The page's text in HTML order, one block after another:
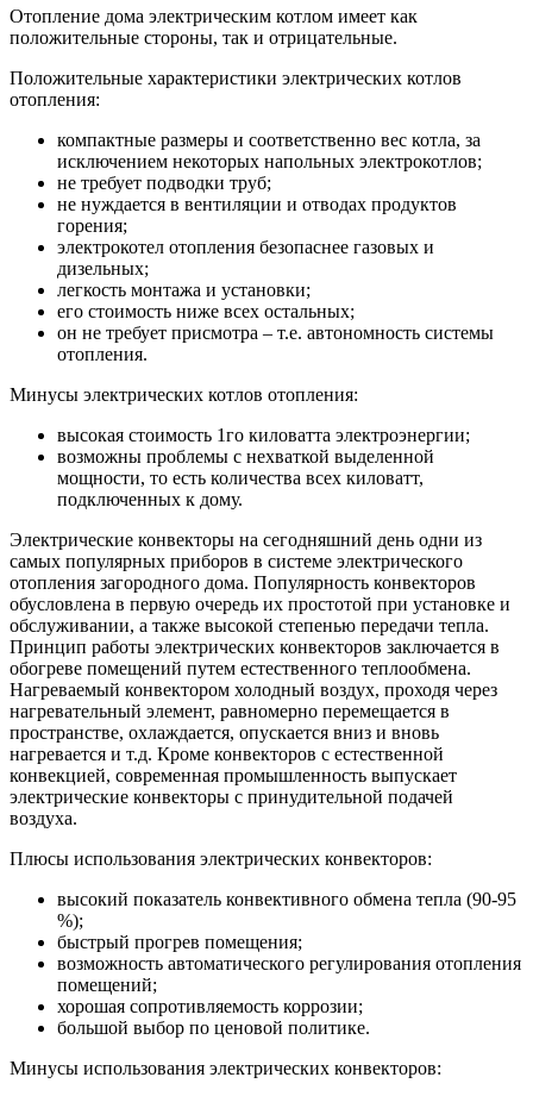
Отопление дома электрическим котлом имеет как
положительные стороны, так и отрицательные.
Положительные характеристики электрических котлов
отопления:
компактные размеры и соответственно вес котла, за
исключением некоторых напольных электрокотлов;
не требует подводки труб;
не нуждается в вентиляции и отводах продуктов
горения;
электрокотел отопления безопаснее газовых и
дизельных;
легкость монтажа и установки;
его стоимость ниже всех остальных;
он не требует присмотра – т.е. автономность системы
отопления.
Минусы электрических котлов отопления:
высокая стоимость 1го киловатта электроэнергии;
возможны проблемы с нехваткой выделенной
мощности, то есть количества всех киловатт,
подключенных к дому.
Электрические конвекторы на сегодняшний день одни из
самых популярных приборов в системе электрического
отопления загородного дома. Популярность конвекторов
обусловлена в первую очередь их простотой при установке и
обслуживании, а также высокой степенью передачи тепла.
Принцип работы электрических конвекторов заключается в
обогреве помещений путем естественного теплообмена.
Нагреваемый конвектором холодный воздух, проходя через
нагревательный элемент, равномерно перемещается в
пространстве, охлаждается, опускается вниз и вновь
нагревается и т.д. Кроме конвекторов с естественной
конвекцией, современная промышленность выпускает
электрические конвекторы с принудительной подачей
воздуха.
Плюсы использования электрических конвекторов:
высокий показатель конвективного обмена тепла (90-95
%);
быстрый прогрев помещения;
возможность автоматического регулирования отопления
помещений;
хорошая сопротивляемость коррозии;
большой выбор по ценовой политике.
Минусы использования электрических конвекторов: